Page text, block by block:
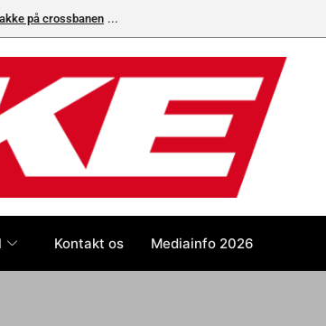
på crossbanen
Kontakt os Mediainfo 2026